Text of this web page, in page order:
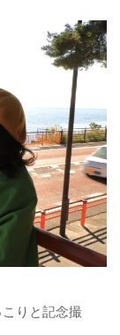
りと記念撮